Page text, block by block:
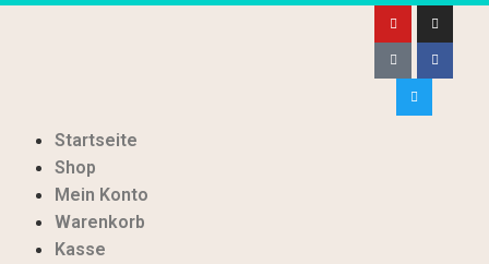
Startseite
Shop
Mein Konto
Warenkorb
Kasse